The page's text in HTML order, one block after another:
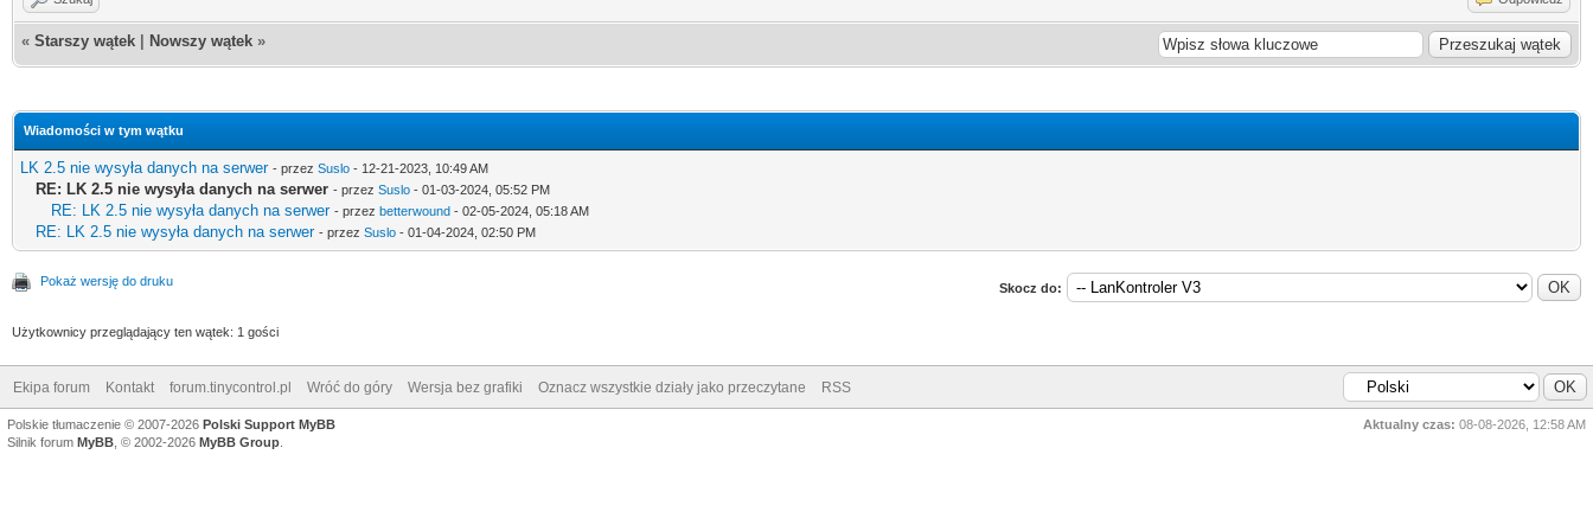
« Starszy wątek Nowszy wątek »
Wiadomości w tym wątku
LK 2.5 nie wysyła danych na serwer - przez Suslo - 12-21-2023, 10:49 AM
RE: LK 2.5 nie wysyła danych na serwer - przez Suslo - 01-03-2024, 05:52 PM
RE: LK 2.5 nie wysyła danych na serwer - przez betterwound - 02-05-2024, 05:18 AM
RE: LK 2.5 nie wysyła danych na serwer - przez Suslo - 01-04-2024, 02:50 PM
Pokaż wersję do druku Skocz do:
Użytkownicy przeglądający ten wątek: 1 gości
Ekipa forum Kontakt forum.tinycontrol.pl Wróć do góry Wersja bez grafiki Oznacz wszystkie działy jako przeczytane RSS
Aktualny czas: 08-08-2026, 12:58 AM
Polskie tłumaczenie © 2007-2026 Polski Support MyBB
Silnik forum MyBB , © 2002-2026 MyBB Group